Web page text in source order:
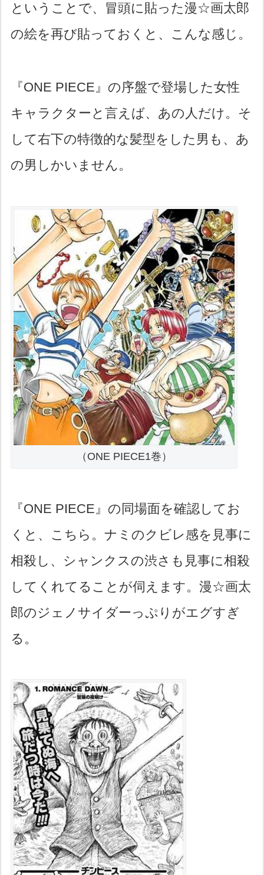
ということで、冒頭に貼った漫☆画太郎
の絵を再び貼っておくと、こんな感じ。
『ONE PIECE』の序盤で登場した女性
キャラクターと言えば、あの人だけ。そ
して右下の特徴的な髪型をした男も、あ
の男しかいません。
（ONE PIECE1巻）
『ONE PIECE』の同場面を確認してお
くと、こちら。ナミのクビレ感を見事に
相殺し、シャンクスの渋さも見事に相殺
してくれてることが伺えます。漫☆画太
郎のジェノサイダーっぷりがエグすぎ
る。